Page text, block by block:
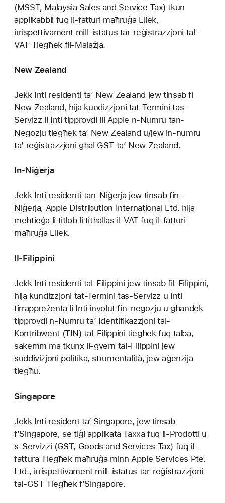
(MSST, Malaysia Sales and Service Tax) tkun
applikabbli fuq il-fatturi maħruġa Lilek,
irrispettivament mill-istatus tar-reġistrazzjoni tal-
VAT Tiegħek fil-Malażja.
New Zealand
Jekk Inti residenti ta’ New Zealand jew tinsab fi
New Zealand, hija kundizzjoni tat-Termini tas-
Servizz li Inti tipprovdi lil Apple n-Numru tan-
Negozju tiegħek ta’ New Zealand u/jew in-numru
ta’ reġistrazzjoni għal GST ta’ New Zealand.
In-Niġerja
Jekk Inti residenti tan-Niġerja jew tinsab fin-
Niġerja, Apple Distribution International Ltd. hija
meħtieġa li titlob li titħallas il-VAT fuq il-fatturi
maħruġa Lilek.
Il-Filippini
Jekk Inti residenti tal-Filippini jew tinsab fil-Filippini,
hija kundizzjoni tat-Termini tas-Servizz u Inti
tirrappreżenta li Inti involut fin-negozju u għandek
tipprovdi n-Numru ta’ Identifikazzjoni tal-
Kontribwent (TIN) tal-Filippini tiegħek fuq talba,
sakemm ma tkunx il-gvern tal-Filippini jew
suddiviżjoni politika, strumentalità, jew aġenzija
tiegħu.
Singapore
Jekk Inti resident ta’ Singapore, jew tinsab
f’Singapore, se tiġi applikata Taxxa fuq il-Prodotti u
s-Servizzi (GST, Goods and Services Tax) fuq il-
fattura Tiegħek maħruġa minn Apple Services Pte.
Ltd., irrispettivament mill-istatus tar-reġistrazzjoni
tal-GST Tiegħek f’Singapore.